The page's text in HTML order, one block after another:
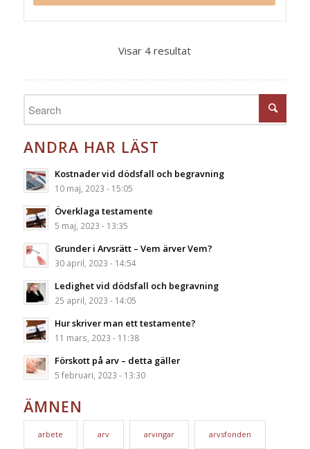
Visar 4 resultat
ANDRA HAR LÄST
Kostnader vid dödsfall och begravning
10 maj, 2023 - 15:05
Överklaga testamente
5 maj, 2023 - 13:35
Grunder i Arvsrätt – Vem ärver Vem?
30 april, 2023 - 14:54
Ledighet vid dödsfall och begravning
25 april, 2023 - 14:05
Hur skriver man ett testamente?
11 mars, 2023 - 11:38
Förskott på arv – detta gäller
5 februari, 2023 - 13:30
ÄMNEN
arbete arv arvingar arvsfonden